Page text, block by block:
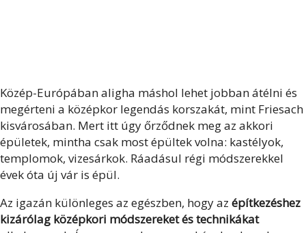
Közép-Európában aligha máshol lehet jobban átélni és
megérteni a középkor legendás korszakát, mint Friesach
kisvárosában. Mert itt úgy őrződnek meg az akkori
épületek, mintha csak most épültek volna: kastélyok,
templomok, vizesárkok. Ráadásul régi módszerekkel
évek óta új vár is épül.
Az igazán különleges az egészben, hogy az építkezéshez
kizárólag középkori módszereket és technikákat